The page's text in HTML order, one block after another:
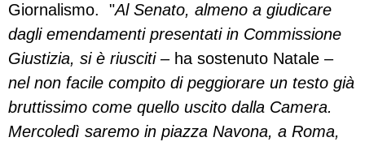
Giornalismo. "Al Senato, almeno a giudicare
dagli emendamenti presentati in Commissione
Giustizia, si è riusciti –ha sostenuto Natale –
nel non facile compito di peggiorare un testo già
bruttissimo come quello uscito dalla Camera.
Mercoledì saremo in piazza Navona, a Roma,